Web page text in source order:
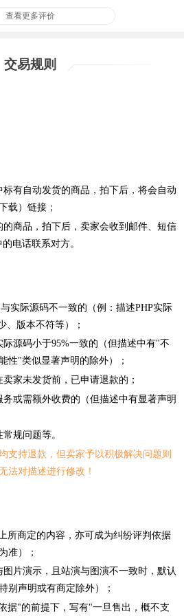
查看更多评价
交易规则
有自动发货的商品，拍下后，将会自动
载）链接；
商品，拍下后，卖家会收到邮件、短信
电话联系对方。
实际源码不一致的（例：描述PHP实际
、版本不符等）；
源码小于95%一致的（但描述中有"不
性"类似显著声明的除外）；
家未发货前，已申请退款的；
或需额外收费的（但描述中有显著声明
规问题等。
支持退款，但卖家予以积极解决问题则
法对描述进行修改！
所商定的内容，亦可成为纠纷评判依据
准）；
片演示，且站演与图演不一致时，默认
别声明或有商定除外）；
据"的前提下，写有"一旦售出，概不支